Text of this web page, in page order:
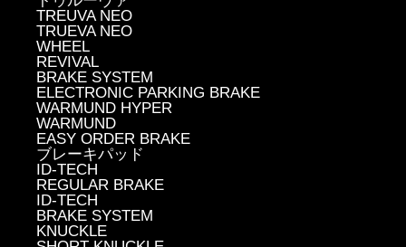
TREUVA NEO
TRUEVA NEO
WHEEL
REVIVAL
BRAKE SYSTEM
ELECTRONIC PARKING BRAKE
WARMUND HYPER
WARMUND
EASY ORDER BRAKE
ブレーキパッド
ID-TECH
REGULAR BRAKE
ID-TECH
BRAKE SYSTEM
KNUCKLE